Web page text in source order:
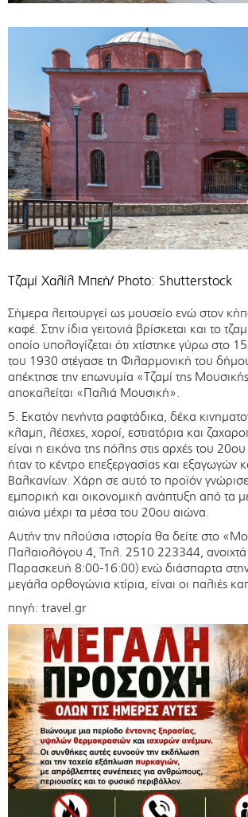
Τζαμί Χαλίλ Μπεή/ Photo: Shutterstock
Σήμερα λειτουργεί ως μουσείο ενώ στον
καφέ. Στην ίδια γειτονιά βρίσκεται και το
οποίο υπολογίζεται ότι χτίστηκε γύρω στο
του 1930 στέγασε τη Φιλαρμονική του
απέκτησε την επωνυμία «Τζαμί της
αποκαλείται «Παλιά Μουσική».
5. Εκατόν πενήντα ραφτάδικα, δέκα
κλαμπ, λέσχες, χοροί, εστιατόρια και
είναι η εικόνα της πόλης στις αρχές του
ήταν το κέντρο επεξεργασίας και εξαγωγών
Βαλκανίων. Χάρη σε αυτό το προϊόν
εμπορική και οικονομική ανάπτυξη από τα
αιώνα μέχρι τα μέσα του 20ου αιώνα.
Αυτήν την πλούσια ιστορία θα δείτε στο
Παλαιολόγου 4, Τηλ. 2510 223344,
Παρασκευή 8:00-16:00) ενώ διάσπαρτα
μεγάλα ορθογώνια κτίρια, είναι οι παλιές
πηγή: travel.gr